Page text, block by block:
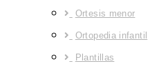
Ortesis menor
Ortopedia infantil
Plantillas